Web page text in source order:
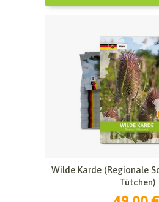
Wilde Karde (Regionale
Tütchen)